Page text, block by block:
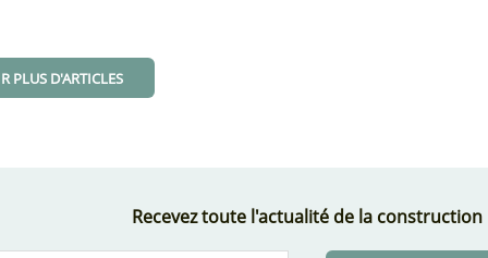
PLUS D'ARTICLES
Recevez toute l'actualité de la construction